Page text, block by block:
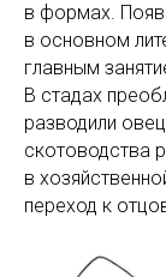
в формах.
в основном
главным
В стадах
разводили
скотоводства
в
переход к